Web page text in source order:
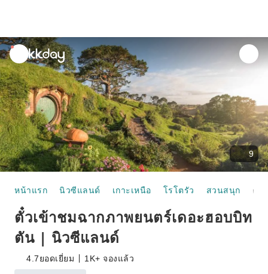
unread
notifications
9
หน้าแรก นิวซีแลนด์ เกาะเหนือ โรโตรัว สวนสนุก
ตั๋วเข้าชมฉากภาพยนตร์เดอะฮอบบิท
ตัน | นิวซีแลนด์
4.7ยอดเยี่ยม 1K+ จองแล้ว